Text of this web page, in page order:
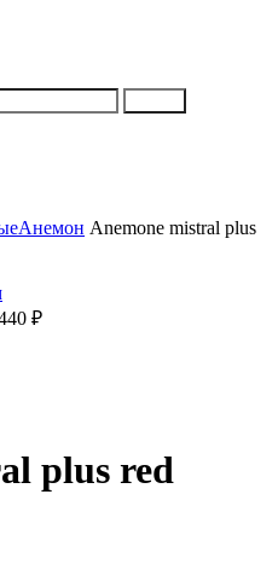
Анемон Anemone mistral plus
₽
plus red